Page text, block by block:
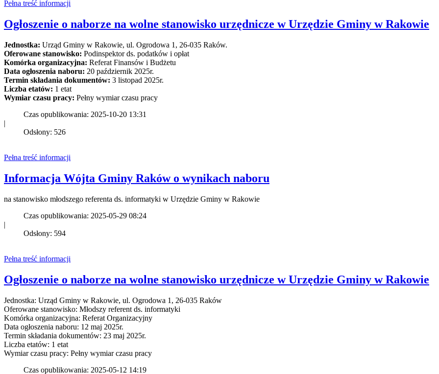
Pełna treść informacji
Ogłoszenie o naborze na wolne stanowisko urzędnicze w Urzędzie Gminy w Rakowie
Jednostka: Urząd Gminy w Rakowie, ul. Ogrodowa 1, 26-035 Raków.
Oferowane stanowisko: Podinspektor ds. podatków i opłat
Komórka organizacyjna: Referat Finansów i Budżetu
Data ogłoszenia naboru: 20 październik 2025r.
Termin składania dokumentów: 3 listopad 2025r.
Liczba etatów: 1 etat
Wymiar czasu pracy: Pełny wymiar czasu pracy
Czas opublikowania: 2025-10-20 13:31
|
Odsłony: 526
Pełna treść informacji
Informacja Wójta Gminy Raków o wynikach naboru
na stanowisko młodszego referenta ds. informatyki w Urzędzie Gminy w Rakowie
Czas opublikowania: 2025-05-29 08:24
|
Odsłony: 594
Pełna treść informacji
Ogłoszenie o naborze na wolne stanowisko urzędnicze w Urzędzie Gminy w Rakowie
Jednostka: Urząd Gminy w Rakowie, ul. Ogrodowa 1, 26-035 Raków
Oferowane stanowisko: Młodszy referent ds. informatyki
Komórka organizacyjna: Referat Organizacyjny
Data ogłoszenia naboru: 12 maj 2025r.
Termin składania dokumentów: 23 maj 2025r.
Liczba etatów: 1 etat
Wymiar czasu pracy: Pełny wymiar czasu pracy
Czas opublikowania: 2025-05-12 14:19